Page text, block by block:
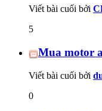
Viết bài cuối bởi
5
Mua motor
Viết bài cuối bởi
0